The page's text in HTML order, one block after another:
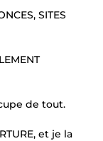
SITES
de tout.
et je la